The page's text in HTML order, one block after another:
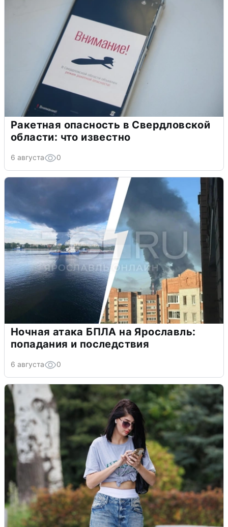
Ракетная опасность в Свердловской
области: что известно
6 августа 0
Ночная атака БПЛА на Ярославль:
попадания и последствия
6 августа 0